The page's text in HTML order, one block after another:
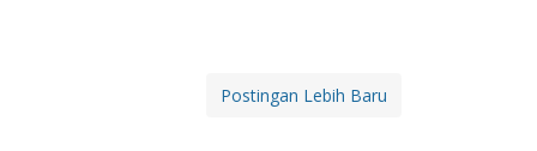
Postingan Lebih Baru